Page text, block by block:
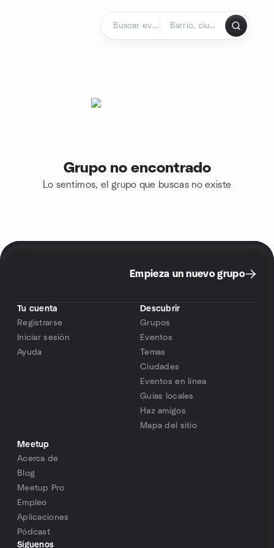
Grupo no encontrado
Lo sentimos, el grupo que buscas no existe
Empieza un nuevo grupo
Tu cuenta
Registrarse
Iniciar sesión
Ayuda
Descubrir
Grupos
Eventos
Temas
Ciudades
Eventos en línea
Guías locales
Haz amigos
Mapa del sitio
Meetup
Acerca de
Blog
Meetup Pro
Empleo
Aplicaciones
Pódcast
Síguenos